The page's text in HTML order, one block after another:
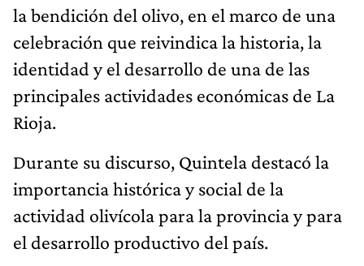
la bendición del olivo, en el marco de una
celebración que reivindica la historia, la
identidad y el desarrollo de una de las
principales actividades económicas de La
Rioja.
Durante su discurso, Quintela destacó la
importancia histórica y social de la
actividad olivícola para la provincia y para
el desarrollo productivo del país.